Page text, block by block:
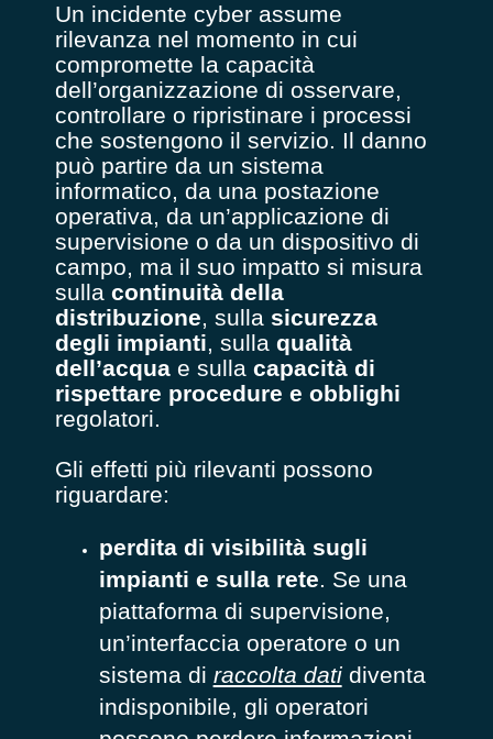
Un incidente cyber assume
rilevanza nel momento in cui
compromette la capacità
dell’organizzazione di osservare,
controllare o ripristinare i processi
che sostengono il servizio. Il danno
può partire da un sistema
informatico, da una postazione
operativa, da un’applicazione di
supervisione o da un dispositivo di
campo, ma il suo impatto si misura
sulla continuità della
distribuzione, sulla sicurezza
degli impianti, sulla qualità
dell’acquae sulla capacità di
rispettare procedure e obblighi
regolatori.
Gli effetti più rilevanti possono
riguardare:
perdita di visibilità sugli
impianti e sulla rete. Se una
piattaforma di supervisione,
un’interfaccia operatore o un
sistema di raccolta datidiventa
indisponibile, gli operatori